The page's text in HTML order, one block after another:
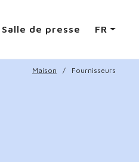
Salle de presse FR
Maison Fournisseurs